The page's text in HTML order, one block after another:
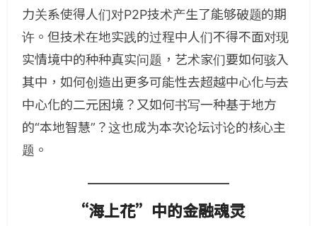
力关系使得人们对P2P技术产生了能够破题的期
许。但技术在地实践的过程中人们不得不面对现
实情境中的种种真实问题，艺术家们要如何骇入
其中，如何创造出更多可能性去超越中心化与去
中心化的二元困境？又如何书写一种基于地方
的“本地智慧”？这也成为本次论坛讨论的核心主
题。
“海上花”中的金融魂灵